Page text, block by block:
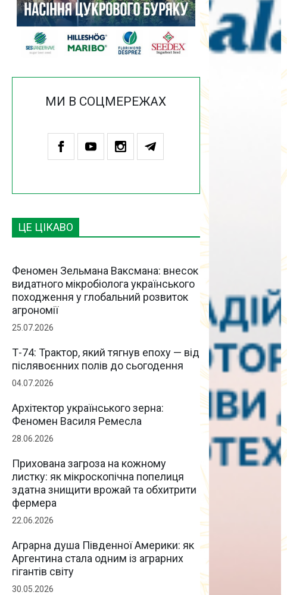
МИ В СОЦМЕРЕЖАХ
ЦЕ ЦІКАВО
Феномен Зельмана Ваксмана: внесок
видатного мікробіолога українського
походження у глобальний розвиток
агрономії
25.07.2026
Т-74: Трактор, який тягнув епоху — від
післявоєнних полів до сьогодення
04.07.2026
Архітектор українського зерна:
Феномен Василя Ремесла
28.06.2026
Прихована загроза на кожному
листку: як мікроскопічна попелиця
здатна знищити врожай та обхитрити
фермера
22.06.2026
Аграрна душа Південної Америки: як
Аргентина стала одним із аграрних
гігантів світу
30.05.2026